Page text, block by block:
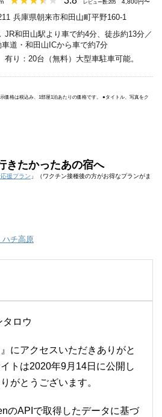
レビュー数:205 4,800円〜
兵庫県朝来市和田山町平野160-1
JR和田山駅より車で約4分、徒歩約13分／
道・和田山ICから車で約7分
有り：20台（無料）大型車駐車可能。
価格は税込み、1部屋1泊あたりの価格です。 ●タイトル、写真をク
きたかったあの宿へ
援プラン 」（ワクチン接種後の方がお得なプランがま
ハチ高原
タロウ
にアクセスいただきありがと
トは2020年9月14日に公開し
がとうございます。
のAPIで取得したデータに基づ